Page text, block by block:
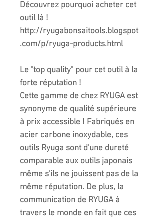
Découvrez pourquoi acheter cet
outil là !
http://ryugabonsaitools.blogspot
.com/p/ryuga-products.html
Le "top quality" pour cet outil à la
forte réputation !
Cette gamme de chez RYUGA est
synonyme de qualité supérieure
à prix accessible ! Fabriqués en
acier carbone inoxydable, ces
outils Ryuga sont d'une dureté
comparable aux outils japonais
même s'ils ne jouissent pas de la
même réputation. De plus, la
communication de RYUGA à
travers le monde en fait que ces